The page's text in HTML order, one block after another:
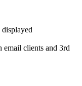
email clients and 3rd